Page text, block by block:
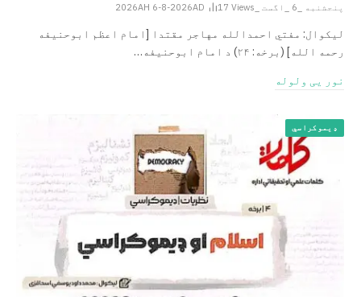
پنجشنبه _6 _اگست _2026AH 6-8-2026AD 17 Views
لیکوال: مفتي احمدالله مهاجر مقتدا [امام اعظم ابوحنیفه
رحمه الله‎] (برخه: ۲۴) د امام ابوحنيفه…
نور یی ولوله
ډیموکراسي